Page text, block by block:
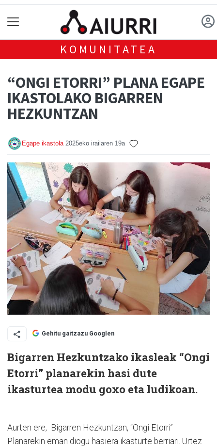
KOMUNITATEA
“ONGI ETORRI” PLANA EGAPE
IKASTOLAKO BIGARREN
HEZKUNTZAN
Egape ikastola 2025eko irailaren 19a
Gehitu gaitzazu Googlen
Bigarren Hezkuntzako ikasleak “Ongi
Etorri” planarekin hasi dute
ikasturtea modu goxo eta ludikoan.
Aurten ere, Bigarren Hezkuntzan, “Ongi Etorri”
Planarekin eman diogu hasiera ikasturte berriari. Urtez